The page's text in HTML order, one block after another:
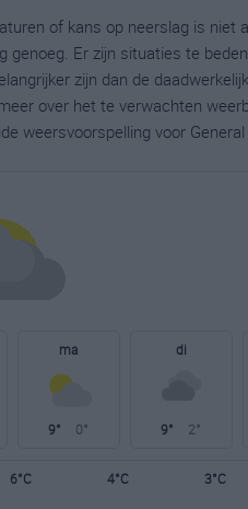
of kans op neerslag is niet
Er zijn situaties te
zijn dan de
over het te verwachten
weersvoorspelling voor
ma
9° 0°
di
9° 2°
6°C 4°C 3°C